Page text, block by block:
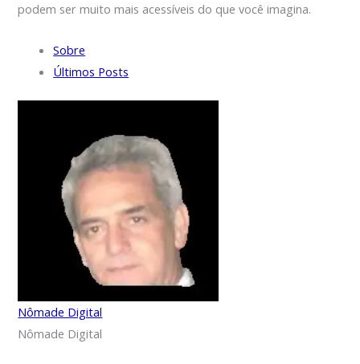
podem ser muito mais acessíveis do que você imagina.
Sobre
Últimos Posts
Nômade Digital
Nômade Digital